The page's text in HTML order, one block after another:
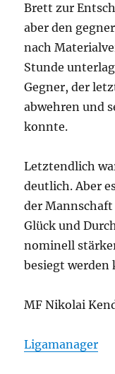
Brett zur
aber den
nach
Stunde
Gegner, der
abwehren und
konnte.
Letztendlich
deutlich. Aber
der
Glück und
nominell
besiegt werden
MF Nikolai
Ligamanager